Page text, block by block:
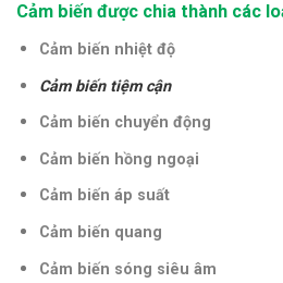
Cảm biến được chia thành các
Cảm biến nhiệt độ
Cảm biến tiệm cận
Cảm biến chuyển động
Cảm biến hồng ngoại
Cảm biến áp suất
Cảm biến quang
Cảm biến sóng siêu âm